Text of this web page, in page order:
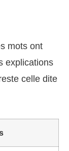
mots ont
explications
celle dite